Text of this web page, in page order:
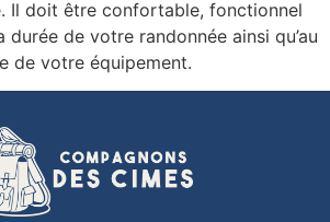
Il doit être confortable, fonctionnel
de votre randonnée ainsi qu’au
de votre équipement.